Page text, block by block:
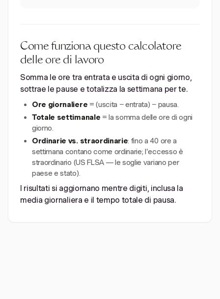
Come funziona questo calcolatore
delle ore di lavoro
Somma le ore tra entrata e uscita di ogni giorno,
sottrae le pause e totalizza la settimana per te.
Ore giornaliere = (uscita − entrata) − pausa.
Totale settimanale = la somma delle ore di ogni
giorno.
Ordinarie vs. straordinarie: fino a 40 ore a
settimana contano come ordinarie; l'eccesso è
straordinario (US FLSA — le soglie variano per
paese e stato).
I risultati si aggiornano mentre digiti, inclusa la
media giornaliera e il tempo totale di pausa.